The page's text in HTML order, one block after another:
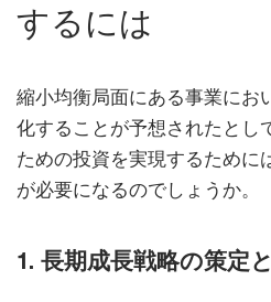
するには
縮小均衡局面にある事業にお
化することが予想されたとし
ための投資を実現するために
が必要になるのでしょうか。
1. 長期成長戦略の策定